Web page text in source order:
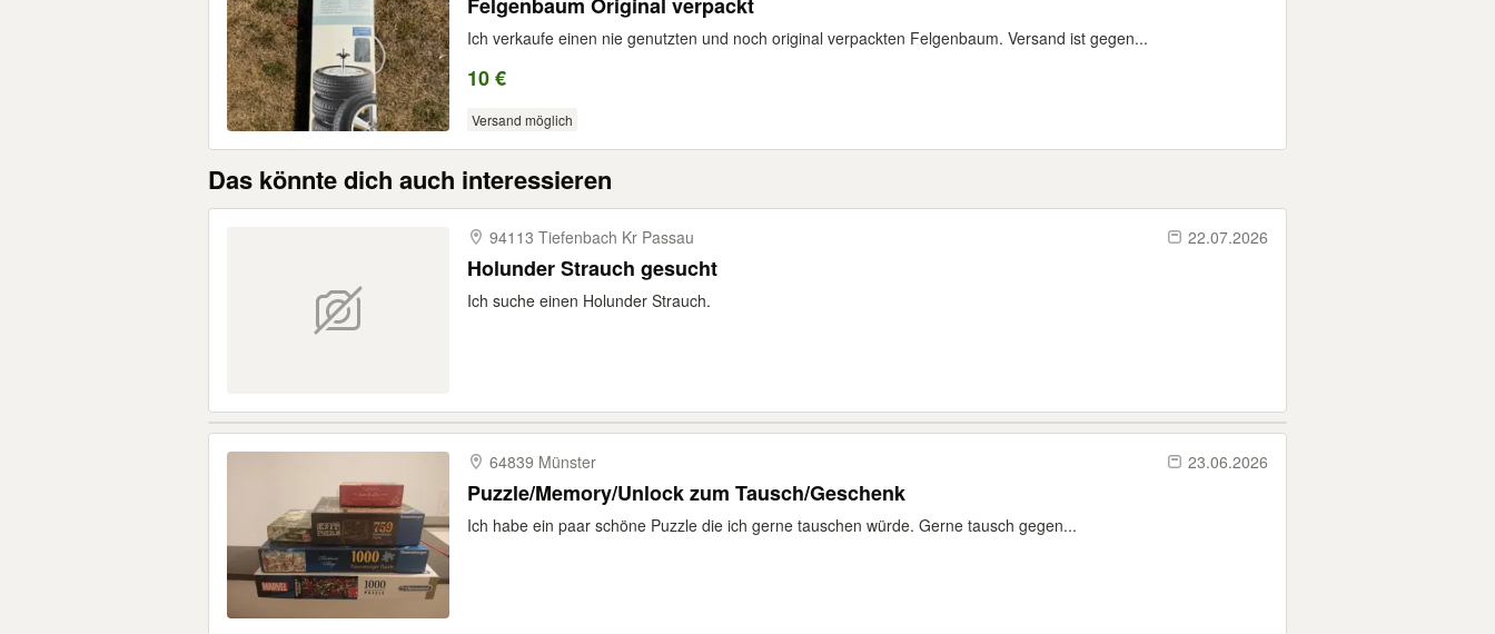
Ich verkaufe einen nie genutzten und noch original verpackten Felgenbaum. Versand ist gegen...
10 €
Versand möglich
Das könnte dich auch interessieren
94113 Tiefenbach Kr Passau 22.07.2026
Holunder Strauch gesucht
Ich suche einen Holunder Strauch.
64839 Münster 23.06.2026
Puzzle/Memory/Unlock zum Tausch/Geschenk
Ich habe ein paar schöne Puzzle die ich gerne tauschen würde. Gerne tausch gegen...